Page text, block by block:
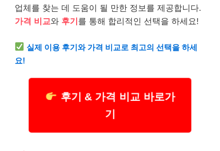
업체를 찾는 데 도움이 될 만한 정보를 제공합니다.
가격 비교와 후기 를 통해 합리적인 선택을 하세요!
실제 이용 후기와 가격 비교로 최고의 선택을 하세
요!
후기 & 가격 비교 바로가
기